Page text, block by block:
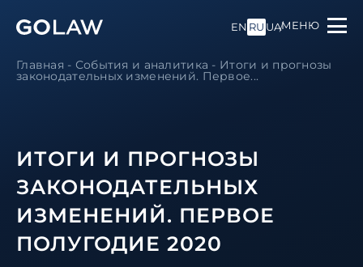
EN RU UAМЕНЮ
Главная - События и аналитика - Итоги и прогнозы
законодательных изменений. Первое...
ИТОГИ И ПРОГНОЗЫ
ЗАКОНОДАТЕЛЬНЫХ
ИЗМЕНЕНИЙ. ПЕРВОЕ
ПОЛУГОДИЕ 2020